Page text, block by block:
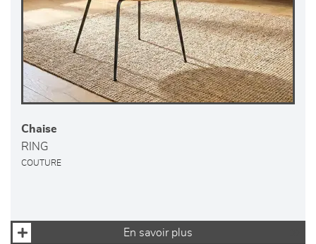
Chaise
RING
COUTURE
En savoir plus